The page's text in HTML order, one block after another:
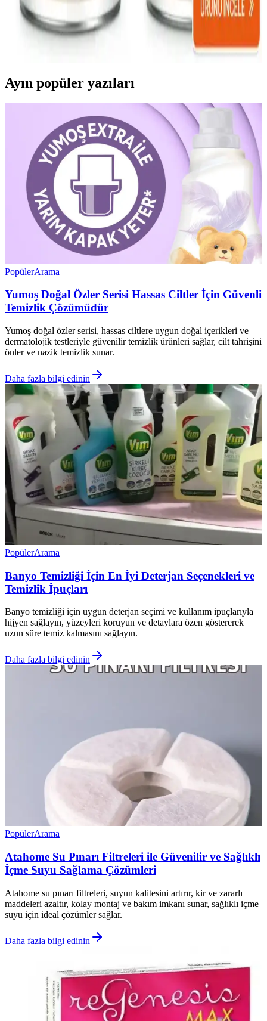
Golden Goat bebek maması, yüksek hijyen ve besleyici içeriklerle
bebeklerin sağlıklı büyümesine destek sağlar, güvenle tercih
edilebilir. Ürün, yaşa uygun formülü ve kalite standartlarıyla
Ayın popüler yazıları
PopülerArama
Yumoş Doğal Özler Serisi Hassas Ciltler İçin Güvenli
Temizlik Çözümüdür
Yumoş doğal özler serisi, hassas ciltlere uygun doğal içerikleri ve
dermatolojik testleriyle güvenilir temizlik ürünleri sağlar, cilt tahrişini
önler ve nazik temizlik sunar.
Daha fazla bilgi edinin
PopülerArama
Banyo Temizliği İçin En İyi Deterjan Seçenekleri ve
Temizlik İpuçları
Banyo temizliği için uygun deterjan seçimi ve kullanım ipuçlarıyla
hijyen sağlayın, yüzeyleri koruyun ve detaylara özen göstererek
uzun süre temiz kalmasını sağlayın.
Daha fazla bilgi edinin
PopülerArama
Atahome Su Pınarı Filtreleri ile Güvenilir ve Sağlıklı
İçme Suyu Sağlama Çözümleri
Atahome su pınarı filtreleri, suyun kalitesini artırır, kir ve zararlı
maddeleri azaltır, kolay montaj ve bakım imkanı sunar, sağlıklı içme
suyu için ideal çözümler sağlar.
Daha fazla bilgi edinin